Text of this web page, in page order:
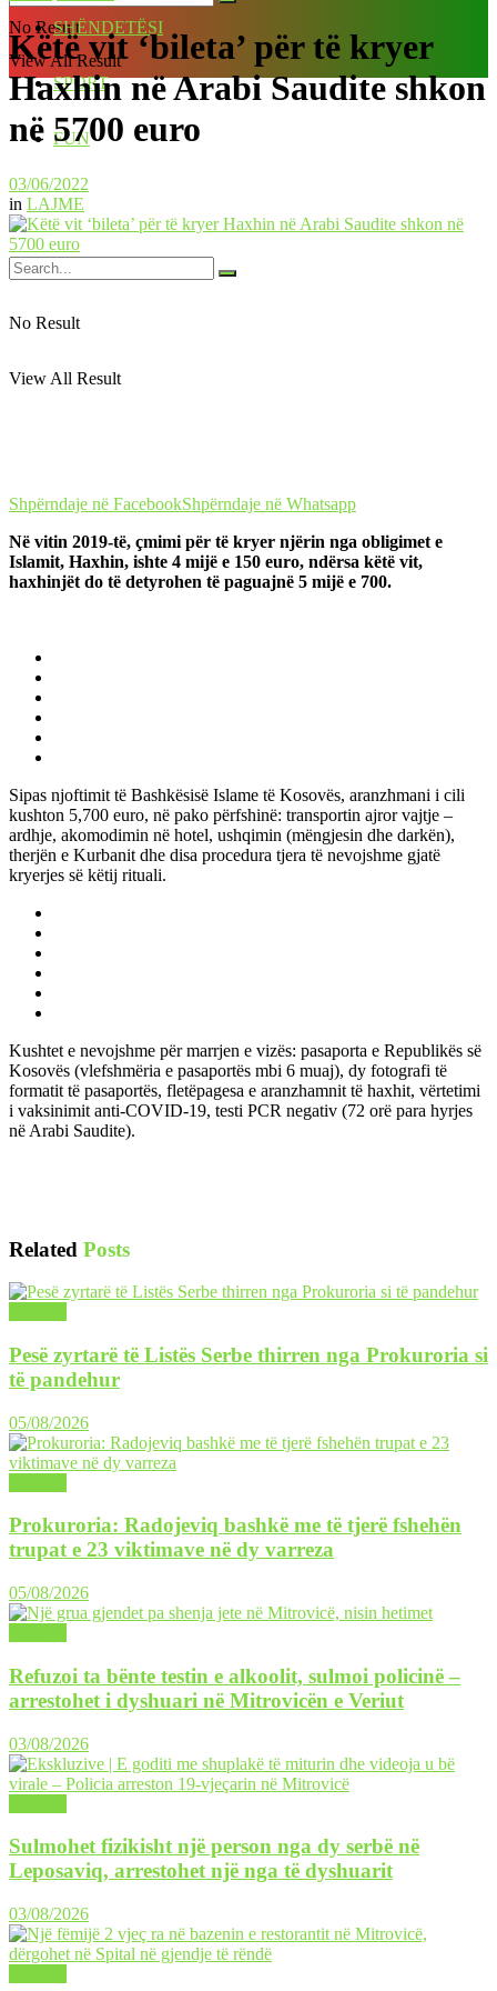
No Result
View All Result
SHËNDETËSI
SPORT
FUN
No Result
View All Result
Këtë vit ‘bileta’ për të kryer
Haxhin në Arabi Saudite shkon
në 5700 euro
03/06/2022
in LAJME
Shpërndaje në FacebookShpërndaje në Whatsapp
Në vitin 2019-të, çmimi për të kryer njërin nga obligimet e
Islamit, Haxhin, ishte 4 mijë e 150 euro, ndërsa këtë vit,
haxhinjët do të detyrohen të paguajnë 5 mijë e 700.
Sipas njoftimit të Bashkësisë Islame të Kosovës, aranzhmani i cili
kushton 5,700 euro, në pako përfshinë: transportin ajror vajtje –
ardhje, akomodimin në hotel, ushqimin (mëngjesin dhe darkën),
therjën e Kurbanit dhe disa procedura tjera të nevojshme gjatë
kryerjes së këtij rituali.
Kushtet e nevojshme për marrjen e vizës: pasaporta e Republikës së
Kosovës (vlefshmëria e pasaportës mbi 6 muaj), dy fotografi të
formatit të pasaportës, fletëpagesa e aranzhamnit të haxhit, vërtetimi
i vaksinimit anti-COVID-19, testi PCR negativ (72 orë para hyrjes
në Arabi Saudite).
Related Posts
Pesë zyrtarë të Listës Serbe thirren nga Prokuroria si
të pandehur
05/08/2026
Prokuroria: Radojeviq bashkë me të tjerë fshehën
trupat e 23 viktimave në dy varreza
05/08/2026
Refuzoi ta bënte testin e alkoolit, sulmoi policinë –
arrestohet i dyshuari në Mitrovicën e Veriut
03/08/2026
Sulmohet fizikisht një person nga dy serbë në
Leposaviq, arrestohet një nga të dyshuarit
03/08/2026